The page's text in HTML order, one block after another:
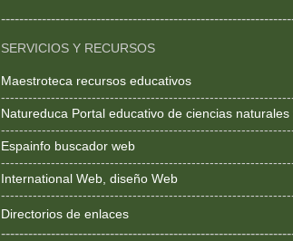
SERVICIOS Y RECURSOS
Maestroteca recursos educativos
Natureduca Portal educativo de ciencias
Espainfo buscador web
International Web, diseño Web
Directorios de enlaces